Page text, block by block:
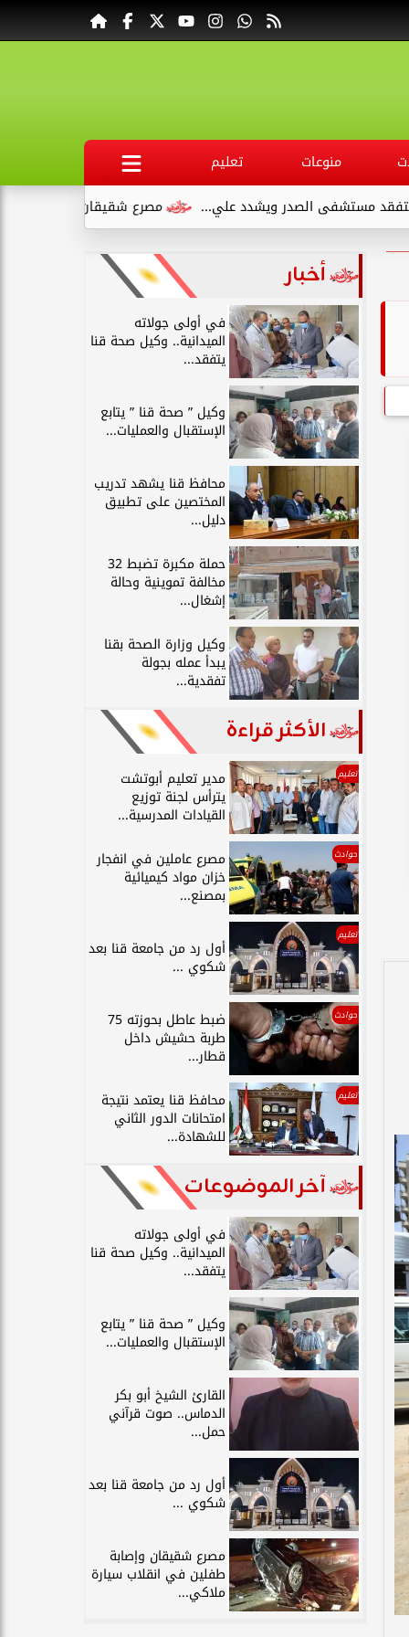
منوعات
تعليم
مصرع شقيقان وإصابة طفلين في انقلاب سيارة
علي...
أخبار
في أولى جولاته
الميدانية.. وكيل صحة قنا
يتفقد...
وكيل ” صحة قنا ” يتابع
الإستقبال والعمليات...
محافظ قنا يشهد تدريب
المختصين على تطبيق
دليل...
حملة مكبرة تضبط 32
مخالفة تموينية وحالة
إشغال...
وكيل وزارة الصحة بقنا
يبدأ عمله بجولة
تفقدية...
الأكثر قراءة
تعليم مدير تعليم أبوتشت
يترأس لجنة توزيع
القيادات المدرسية...
حوادث مصرع عاملين في انفجار
خزان مواد كيميائية
بمصنع...
تعليم
أول رد من جامعة قنا بعد
شكوي ...
حوادث ضبط عاطل بحوزته 75
طربة حشيش داخل
قطار...
تعليم محافظ قنا يعتمد نتيجة
امتحانات الدور الثاني
للشهادة...
آخر الموضوعات
في أولى جولاته
الميدانية.. وكيل صحة قنا
يتفقد...
وكيل ” صحة قنا ” يتابع
الإستقبال والعمليات...
القارئ الشيخ أبو بكر
الدماس.. صوت قرآني
حمل...
أول رد من جامعة قنا بعد
شكوي ...
مصرع شقيقان وإصابة
طفلين في انقلاب سيارة
ملاكي...